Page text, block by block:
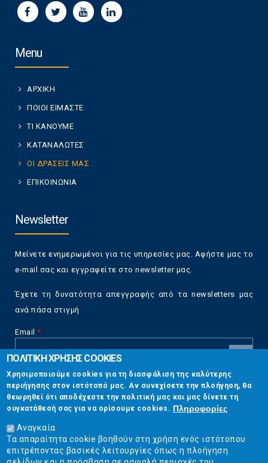
Menu
ΑΡΧΙΚΗ
ΠΟΙΟΙ ΕΙΜΑΣΤΕ
ΤΙ ΚΑΝΟΥΜΕ
ΚΑΤΑΝΑΛΩΤΕΣ
ΟΙ ΔΡΑΣΕΙΣ ΜΑΣ
ΕΠΙΚΟΙΝΩΝΙΑ
Newsletter
Μείνετε ενημερωμένοι για τις υπηρεσίες μας. Αφήστε μας το
e-mail σας και εγγραφείτε στο newsletter μας.
Έχετε τη δυνατότητα απεγγραφής από τα newsletters μας
ανά πάσα στιγμή
Email *
CAPTCHA
This
question is
for testing
whether or
not you are a
human visitor
and to
prevent
Επικοινωνία
Στουρνάρη 17, Αθήνα 10683
2103304444
ΠΟΛΙΤΙΚΗ ΧΡΗΣΗΣ COOKIES
Χρησιμοποιούμε cookies για τη διασφάλιση της καλύτερης
περιήγησης στον ιστότοπό μας. Αν συνεχίσετε την πλοήγηση, θα
θεωρηθεί ότι αποδέχεστε την πολιτική μας και μας δίνετε τη
συγκατάθεσή σας για να ορίσουμε cookies. Πληροφορίες
Αναγκαία
Τα απαραίτητα cookie βοηθούν στη χρήση ενός ιστότοπου
επιτρέποντας βασικές λειτουργίες όπως η πλοήγηση